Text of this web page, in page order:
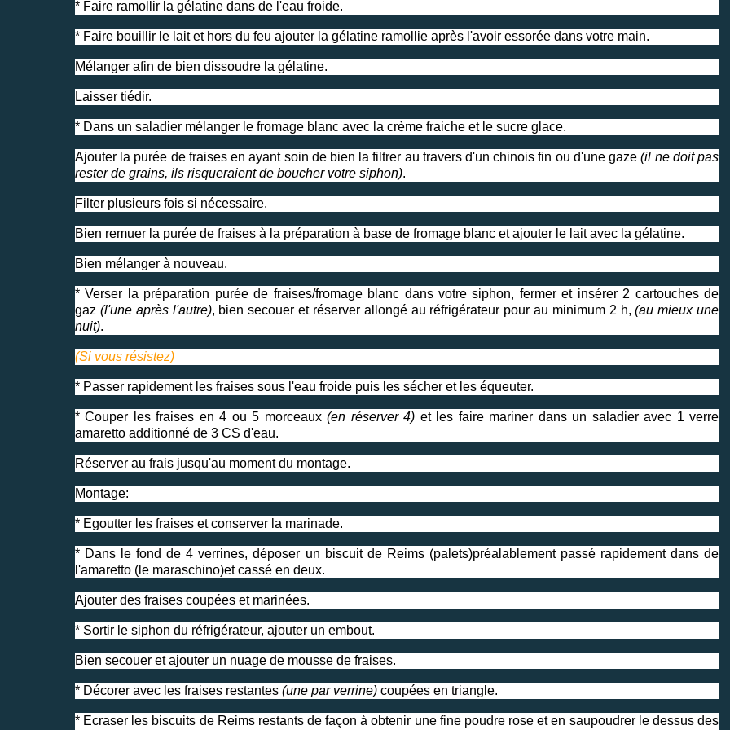
* Faire ramollir la gélatine dans de l'eau froide.
* Faire bouillir le lait et hors du feu ajouter la gélatine ramollie après l'avoir essorée dans votre main.
Mélanger afin de bien dissoudre la gélatine.
Laisser tiédir.
* Dans un saladier mélanger le fromage blanc avec la crème fraiche et le sucre glace.
Ajouter la purée de fraises en ayant soin de bien la filtrer au travers d'un chinois fin ou d'une gaze(il ne doit pas
rester de grains, ils risqueraient de boucher votre siphon).
Filter plusieurs fois si nécessaire.
Bien remuer la purée de fraises à la préparation à base de fromage blanc et ajouter le lait avec la gélatine.
Bien mélanger à nouveau.
* Verser la préparation purée de fraises/fromage blanc dans votre siphon, fermer et insérer 2 cartouches de
gaz (l'une après l'autre), bien secouer et réserver allongé au réfrigérateur pour au minimum 2 h,(au mieux une
nuit).
(Si vous résistez)
* Passer rapidement les fraises sous l'eau froide puis les sécher et les équeuter.
* Couper les fraises en 4 ou 5 morceaux(en réserver 4) et les faire mariner dans un saladier avec 1 verre
amaretto additionné de 3 CS d'eau.
Réserver au frais jusqu'au moment du montage.
Montage:
* Egoutter les fraises et conserver la marinade.
* Dans le fond de 4 verrines, déposer un biscuit de Reims (palets)préalablement passé rapidement dans de
l'amaretto (le maraschino)et cassé en deux.
Ajouter des fraises coupées et marinées.
* Sortir le siphon du réfrigérateur, ajouter un embout.
Bien secouer et ajouter un nuage de mousse de fraises.
* Décorer avec les fraises restantes (une par verrine) coupées en triangle.
* Ecraser les biscuits de Reims restants de façon à obtenir une fine poudre rose et en saupoudrer le dessus des